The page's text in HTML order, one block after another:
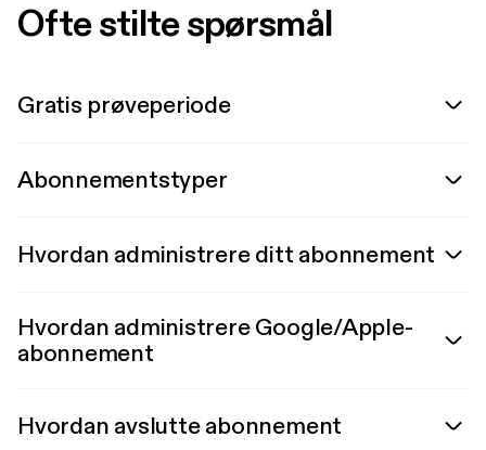
Ofte stilte spørsmål
Gratis prøveperiode
Abonnementstyper
Hvordan administrere ditt abonnement
Hvordan administrere Google/Apple-
abonnement
Hvordan avslutte abonnement